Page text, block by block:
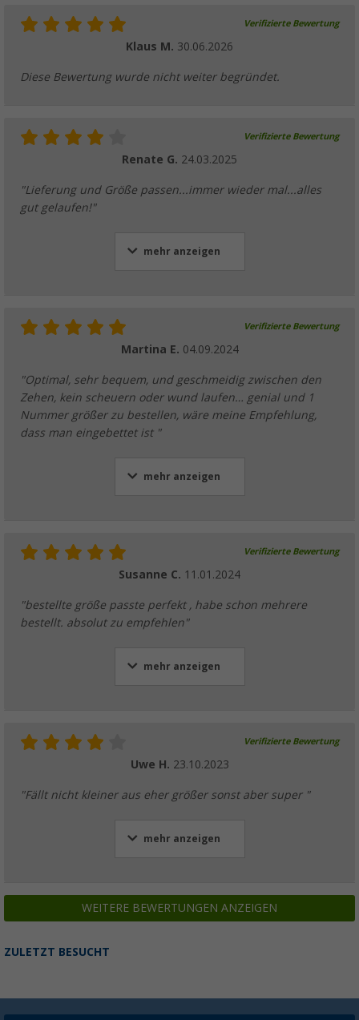
Verifizierte Bewertung
Klaus M. 30.06.2026
Diese Bewertung wurde nicht weiter begründet.
Verifizierte Bewertung
Renate G. 24.03.2025
"Lieferung und Größe passen...immer wieder mal...alles
gut gelaufen!"
mehr anzeigen
Verifizierte Bewertung
Martina E. 04.09.2024
"Optimal, sehr bequem, und geschmeidig zwischen den
Zehen, kein scheuern oder wund laufen… genial und 1
Nummer größer zu bestellen, wäre meine Empfehlung,
dass man eingebettet ist "
mehr anzeigen
Verifizierte Bewertung
Susanne C. 11.01.2024
"bestellte größe passte perfekt , habe schon mehrere
bestellt. absolut zu empfehlen"
mehr anzeigen
Verifizierte Bewertung
Uwe H. 23.10.2023
"Fällt nicht kleiner aus eher größer sonst aber super "
mehr anzeigen
WEITERE BEWERTUNGEN ANZEIGEN
ZULETZT BESUCHT